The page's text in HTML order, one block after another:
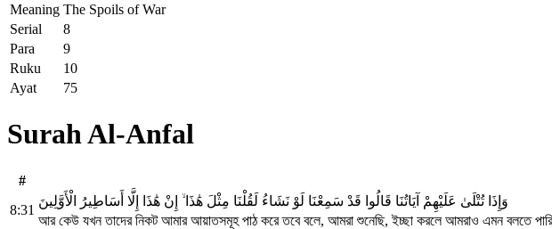
Meaning The Spoils of War
Serial
8
Para
9
Ruku
10
Ayat
75
Surah Al-Anfal
#
8:31
وَإِذَا تُتْلَىٰ عَلَيْهِمْ آيَاتُنَا قَالُوا قَدْ سَمِعْنَا لَوْ نَشَاءُ لَقُلْنَا مِثْلَ هَٰذَا ۙ إِنْ هَٰذَا إِلَّا أَسَاطِيرُ الْأَوَّلِينَ
আর কেউ যখন তাদের নিকট আমার আয়াতসমূহ পাঠ করে তবে বলে, আমরা শুনেছি, ইচ্ছা করলে আমরাও এমন বলতে